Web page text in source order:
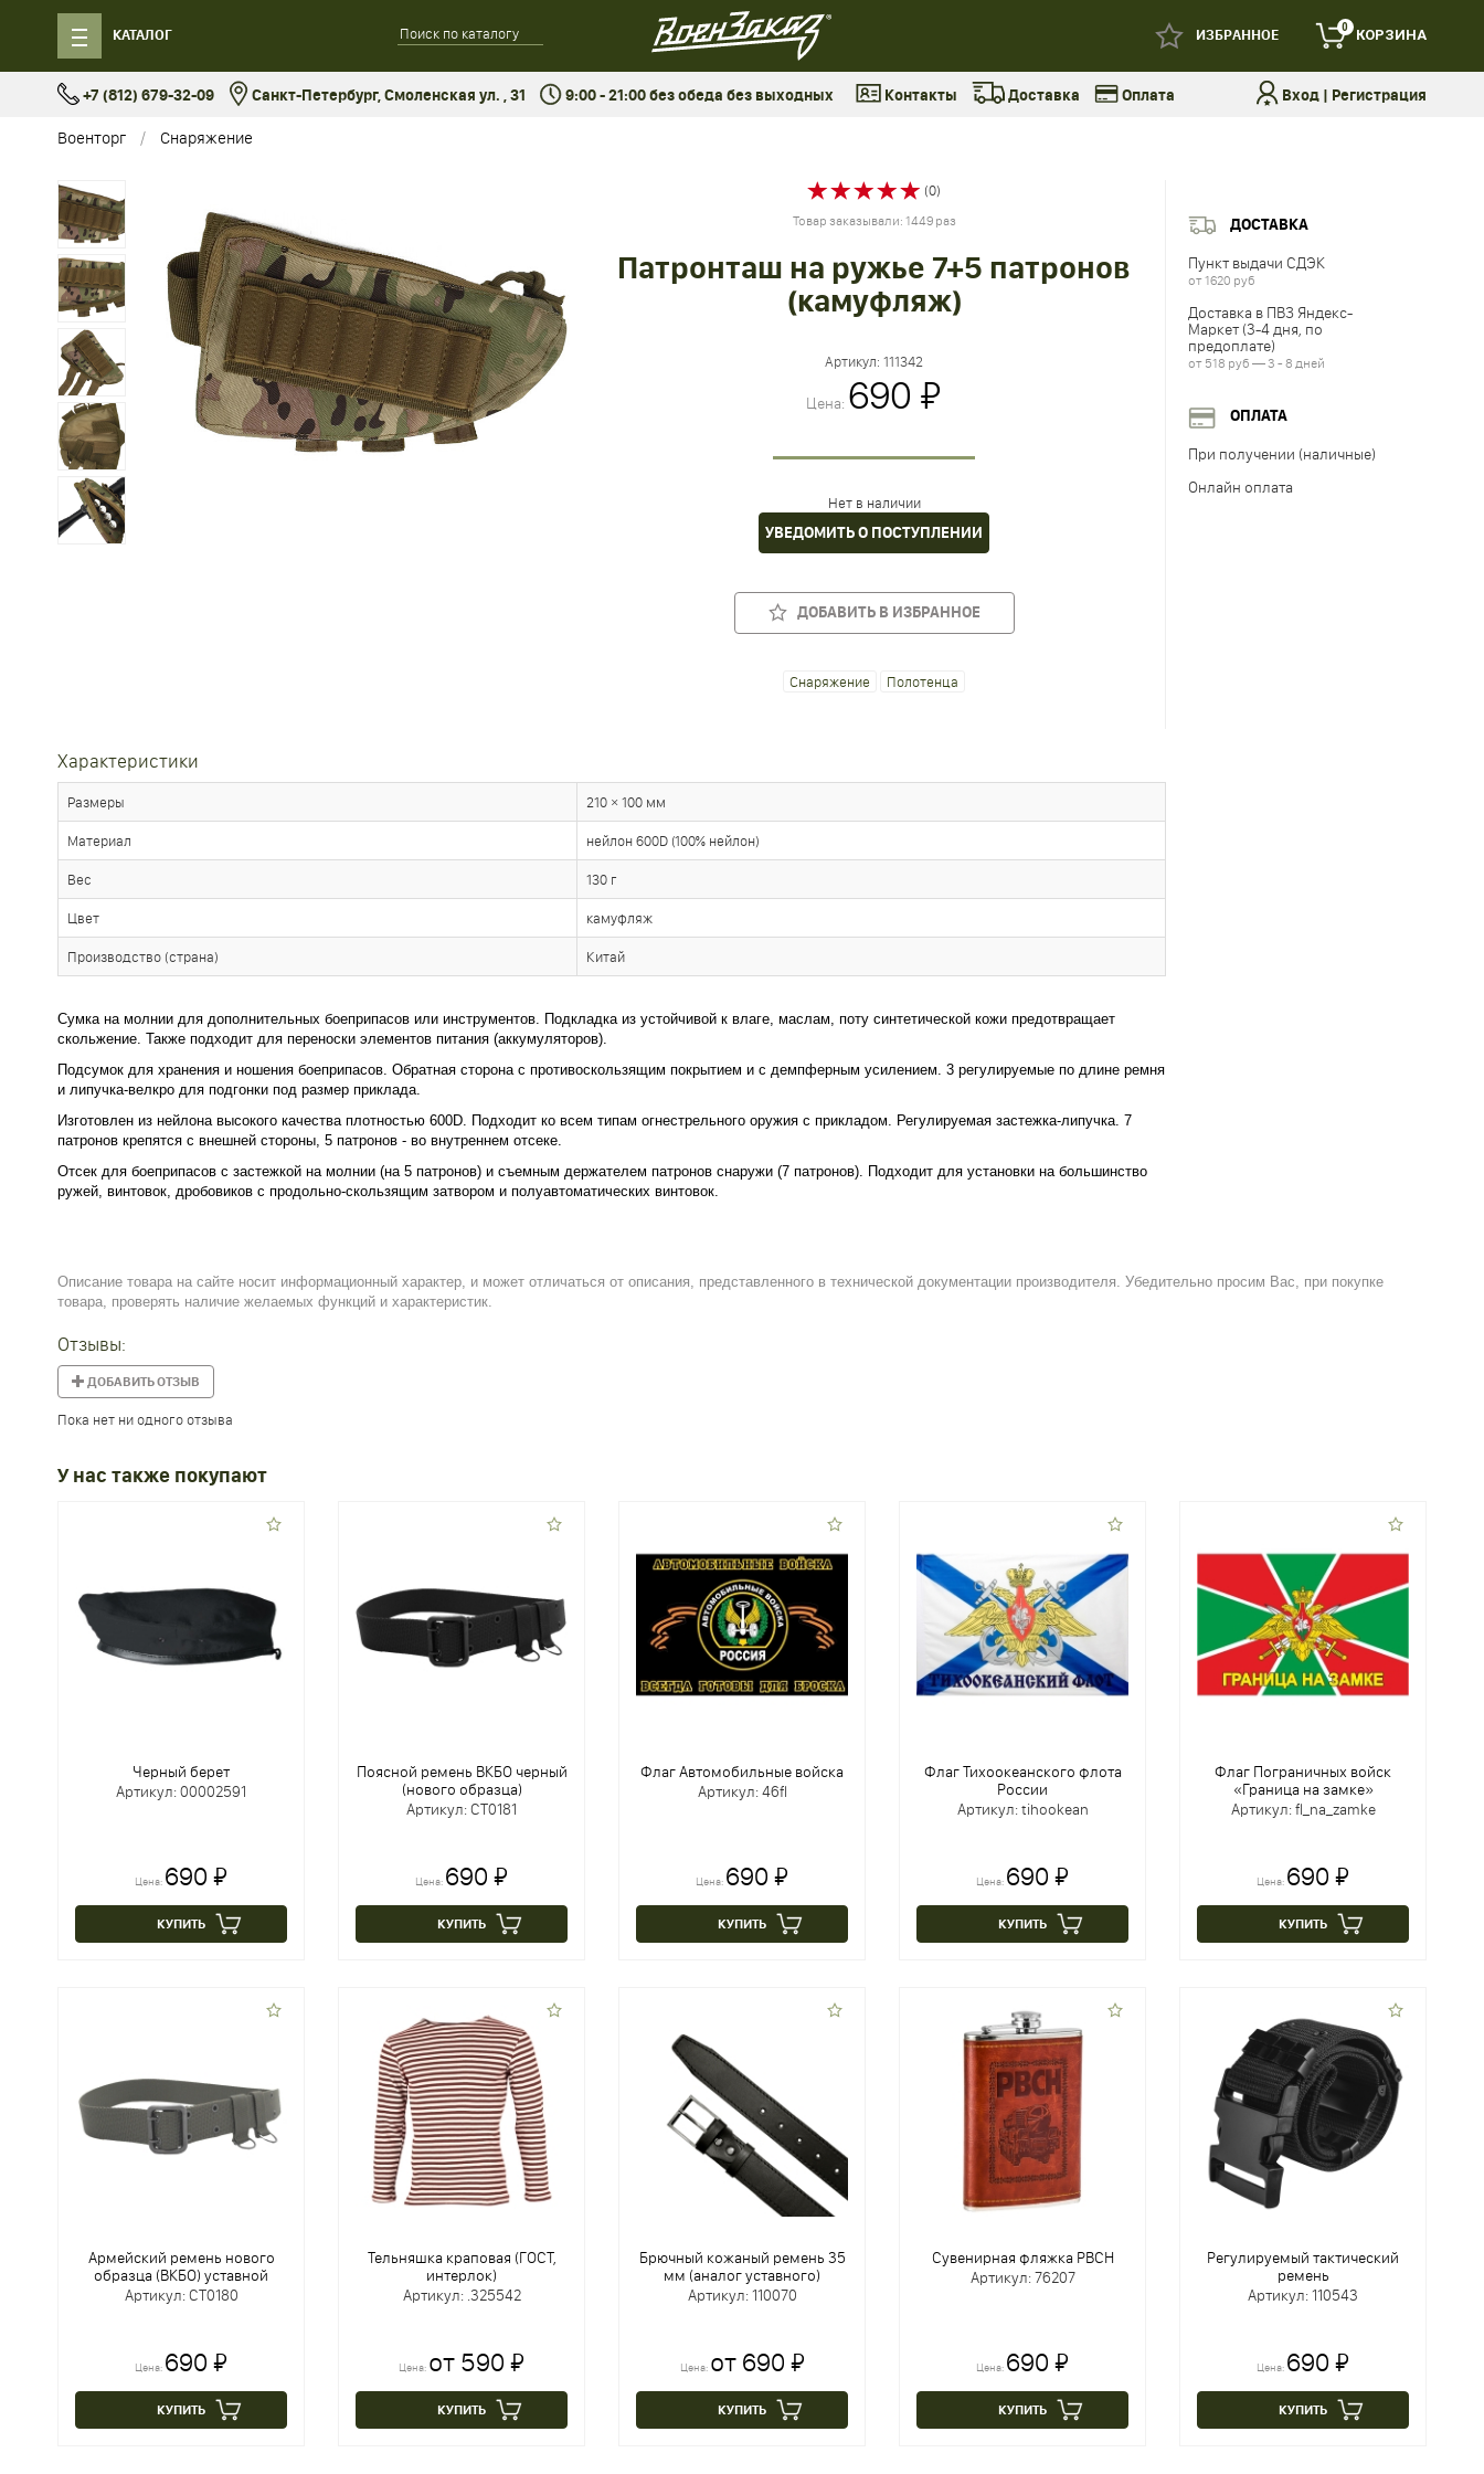
КАТАЛОГ ИЗБРАННОЕ 0 КОРЗИНА
+7 (812) 679-32-09 Санкт-Петербург, Смоленская ул. , 31 9:00 - 21:00 без обеда без выходных Контакты Доставка Оплата Вход| Регистрация
Военторг Снаряжение
(0)
Товар заказывали: 1449 раз
Патронташ на ружье 7+5 патронов
(камуфляж)
Артикул:111342
Цена: 690 ₽
Нет в наличии
УВЕДОМИТЬ О ПОСТУПЛЕНИИ
ДОБАВИТЬ В ИЗБРАННОЕ
Снаряжение Полотенца
ДОСТАВКА
Пункт выдачи СДЭК
от 1620 руб
Доставка в ПВЗ Яндекс-
Маркет (3-4 дня, по
предоплате)
от 518 руб — 3 - 8 дней
ОПЛАТА
При получении (наличные)
Онлайн оплата
Характеристики
Размеры 210 × 100 мм
Материал нейлон 600D (100% нейлон)
Вес 130 г
Цвет камуфляж
Производство (страна) Китай
Сумка на молнии для дополнительных боеприпасов или инструментов. Подкладка из устойчивой к влаге, маслам, поту синтетической кожи предотвращает
скольжение. Также подходит для переноски элементов питания (аккумуляторов).
Подсумок для хранения и ношения боеприпасов. Обратная сторона с противоскользящим покрытием и с демпферным усилением. 3 регулируемые по длине ремня
и липучка-велкро для подгонки под размер приклада.
Изготовлен из нейлона высокого качества плотностью 600D. Подходит ко всем типам огнестрельного оружия с прикладом. Регулируемая застежка-липучка. 7
патронов крепятся с внешней стороны, 5 патронов - во внутреннем отсеке.
Отсек для боеприпасов с застежкой на молнии (на 5 патронов) и съемным держателем патронов снаружи (7 патронов). Подходит для установки на большинство
ружей, винтовок, дробовиков с продольно-скользящим затвором и полуавтоматических винтовок.
Описание товара на сайте носит информационный характер, и может отличаться от описания, представленного в технической документации производителя. Убедительно просим Вас, при покупке
товара, проверять наличие желаемых функций и характеристик.
Отзывы:
ДОБАВИТЬ ОТЗЫВ
Пока нет ни одного отзыва
У нас также покупают
Черный берет
Артикул: 00002591
Цена: 690 ₽
КУПИТЬ
Поясной ремень ВКБО черный
(нового образца)
Артикул: CT0181
Цена: 690 ₽
КУПИТЬ
Флаг Автомобильные войска
Артикул: 46fl
Цена: 690 ₽
КУПИТЬ
Флаг Тихоокеанского флота
России
Артикул: tihookean
Цена: 690 ₽
КУПИТЬ
Флаг Пограничных войск
«Граница на замке»
Артикул: fl_na_zamke
Цена: 690 ₽
КУПИТЬ
Армейский ремень нового
образца (ВКБО) уставной
Артикул: CT0180
Цена: 690 ₽
КУПИТЬ
Тельняшка краповая (ГОСТ,
интерлок)
Артикул: .325542
Цена: от 590 ₽
КУПИТЬ
Брючный кожаный ремень 35
мм (аналог уставного)
Артикул: 110070
Цена: от 690 ₽
КУПИТЬ
Сувенирная фляжка РВСН
Артикул: 76207
Цена: 690 ₽
КУПИТЬ
Регулируемый тактический
ремень
Артикул: 110543
Цена: 690 ₽
КУПИТЬ